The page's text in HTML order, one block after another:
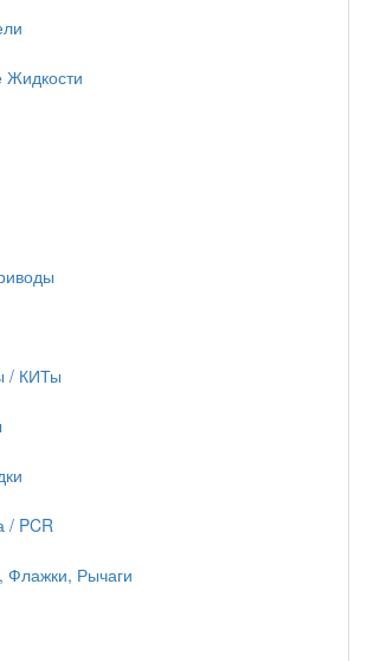
/ КИТы
/ PCR
Флажки, Рычаги